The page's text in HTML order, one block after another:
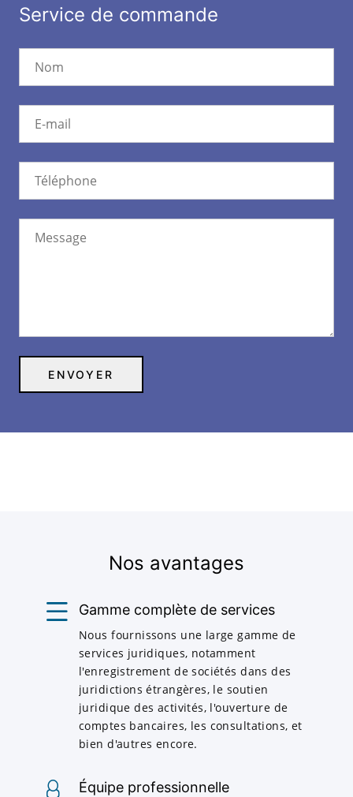
Service de commande
Nos avantages
Gamme complète de services
Nous fournissons une large gamme de
services juridiques, notamment
l'enregistrement de sociétés dans des
juridictions étrangères, le soutien
juridique des activités, l'ouverture de
comptes bancaires, les consultations, et
bien d'autres encore.
Équipe professionnelle